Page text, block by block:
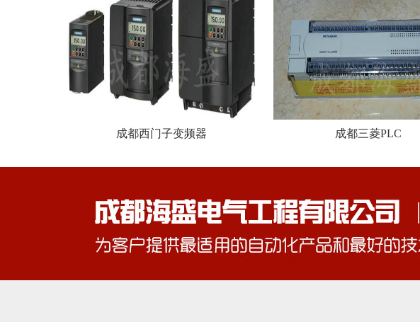
成都西门子变频器 成都三菱PLC